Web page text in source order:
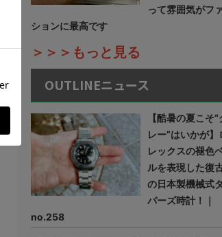
って雰囲気がフ
ションに最高です
＞＞＞もっと見る
OUTLINEニュース
【酷暑の夏こそ“
レー”はいかが】
レックスの褪色
ルを表現した復
の日本製機械式
バーズ時計！｜
no.258